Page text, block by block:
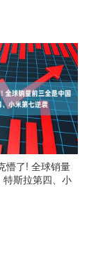
懵了! 全球销量
斯拉第四、小